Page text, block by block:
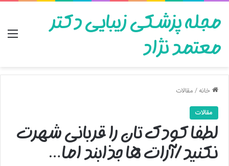
مجله پزشکی زیبایی دکتر
معتمد نژاد
خانه/مقالات
مقالات
لطفا کودک تان را قربانی شهرت
نکنید/آرات ها جذابند اما…